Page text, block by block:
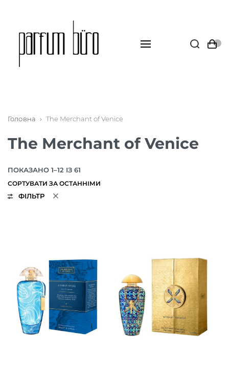
Головна › The Merchant of Venice
The Merchant of Venice
ПОКАЗАНО 1–12 ІЗ 61
ФІЛЬТР